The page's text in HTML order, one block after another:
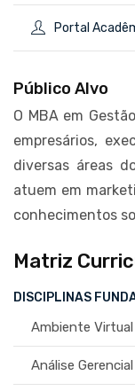
Portal
Público Alvo
O MBA em
empresários,
diversas áreas
atuem em
conhecimentos
Matriz
DISCIPLINAS
Ambiente
Análise